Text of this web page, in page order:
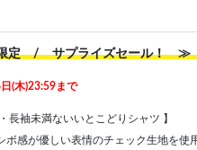
定 / サプライズセール！
(木)23:59まで
長袖未満ないいとこどりシャツ 】
ボ感が優しい表情のチェック生地を使